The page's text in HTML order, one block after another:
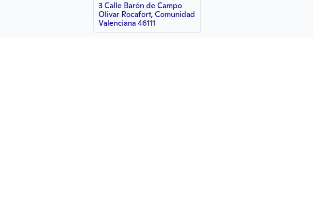
3 Calle Barón de Campo
Olivar Rocafort, Comunidad
Valenciana 46111